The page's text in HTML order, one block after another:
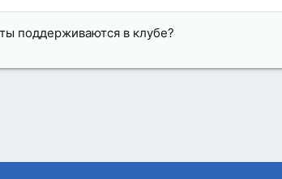
поддерживаются в клубе?